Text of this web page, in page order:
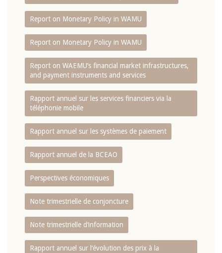
Report on Monetary Policy in WAMU
Report on Monetary Policy in WAMU
Report on WAEMU’s financial market infrastructures,
and payment instruments and services
Rapport annuel sur les services financiers via la
téléphonie mobile
Rapport annuel sur les systèmes de paiement
Rapport annuel de la BCEAO
Perspectives économiques
Note trimestrielle de conjoncture
Note trimestrielle d‘information
Rapport annuel sur l‘évolution des prix à la